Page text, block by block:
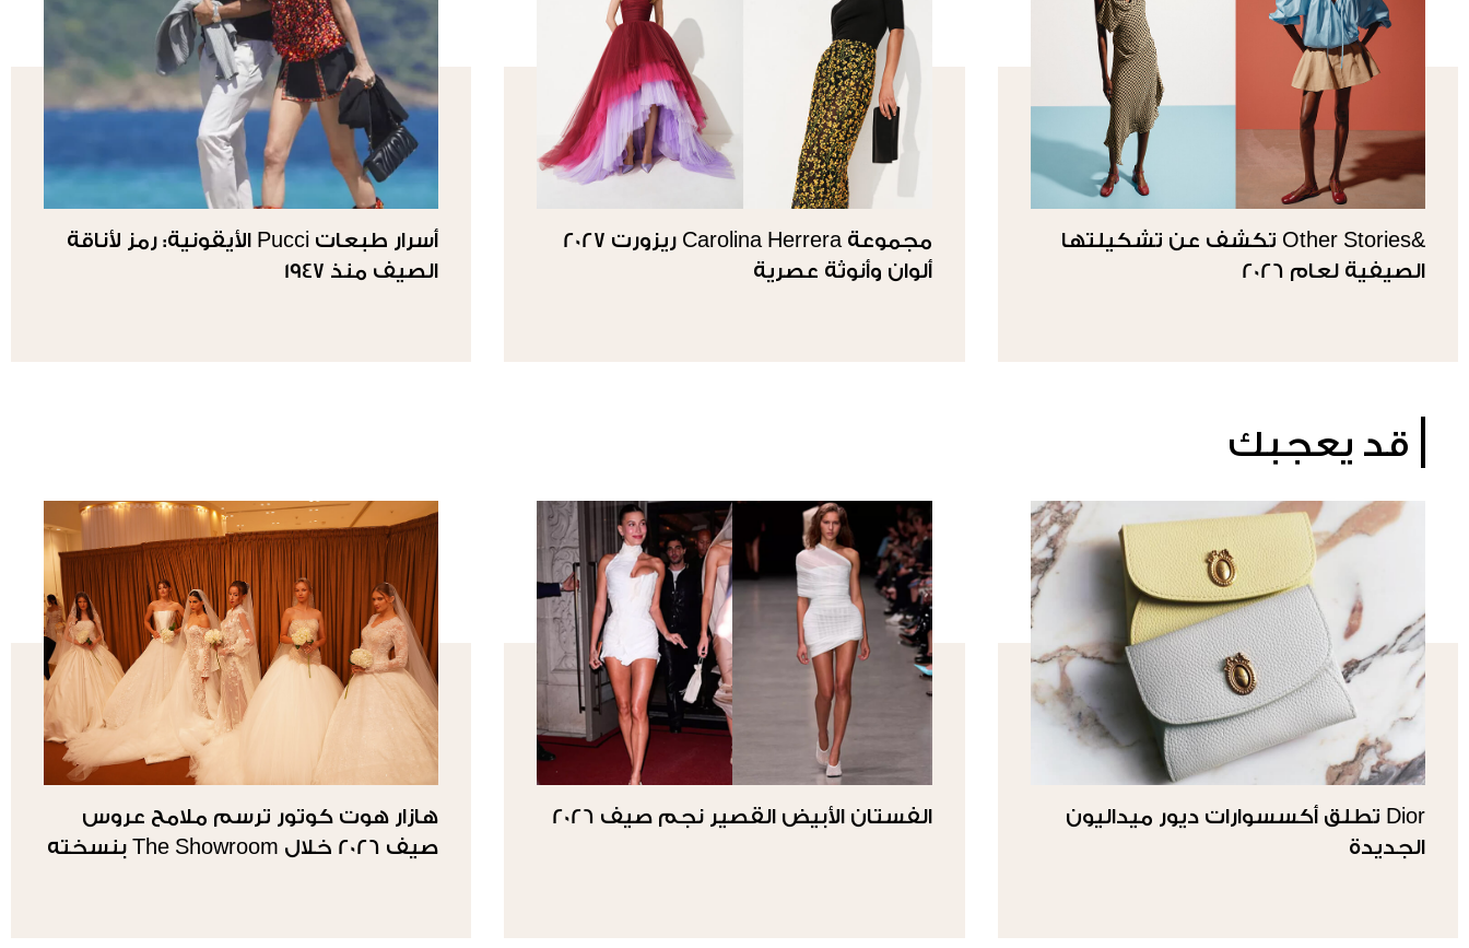
&Other Stories تكشف عن تشكيلتها
الصيفية لعام 2026
مجموعة Carolina Herrera ريزورت 2027
ألوان وأنوثة عصرية
أسرار طبعات Pucci الأيقونية: رمز لأناقة
الصيف منذ 1947
قد يعجبك
Dior تطلق أكسسوارات ديور ميداليون
الجديدة
الفستان الأبيض القصير نجم صيف 2026
هازار هوت كوتور ترسم ملامح عروس
صيف 2026 خلال The Showroom بنسخته